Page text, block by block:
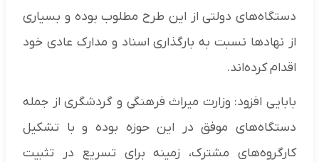
دستگاه‌های دولتی از این طرح مطلوب بوده و بسیاری
از نهادها نسبت به بارگذاری اسناد و مدارک عادی خود
اقدام کرده‌اند.
بابایی افزود: وزارت میراث فرهنگی و گردشگری از جمله
دستگاه‌های موفق در این حوزه بوده و با تشکیل
کارگروه‌های مشترک، زمینه برای تسریع در تثبیت